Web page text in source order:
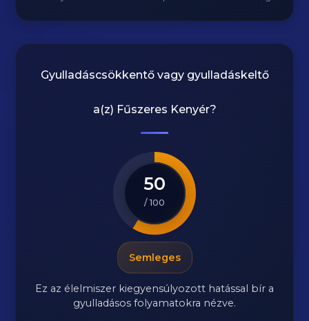
Gyulladáscsökkentő vagy gyulladáskeltő
a(z) Fűszeres Kenyér?
50
/ 100
Semleges
Ez az élelmiszer kiegyensúlyozott hatással bír a
gyulladásos folyamatokra nézve.